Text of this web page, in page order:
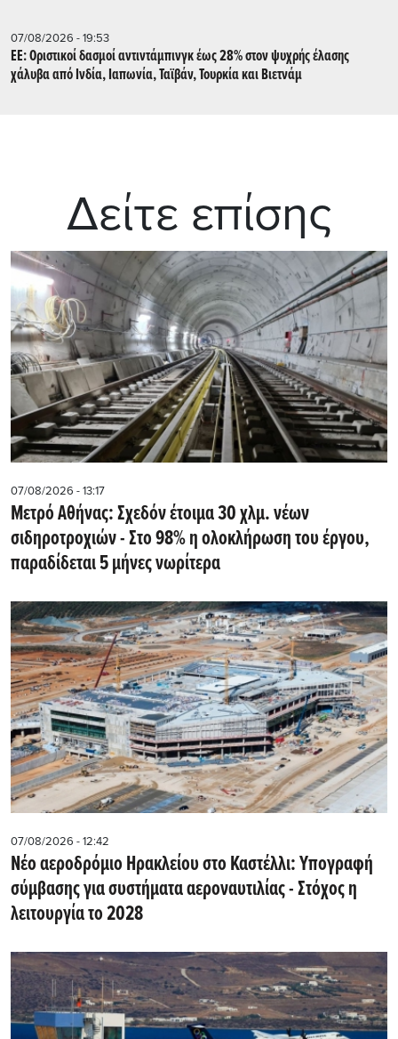
07/08/2026 - 19:53
ΕΕ: Οριστικοί δασμοί αντιντάμπινγκ έως 28% στον ψυχρής έλασης
χάλυβα από Ινδία, Ιαπωνία, Ταϊβάν, Τουρκία και Βιετνάμ
Δείτε επίσης
07/08/2026 - 13:17
Μετρό Αθήνας: Σχεδόν έτοιμα 30 χλμ. νέων
σιδηροτροχιών - Στο 98% η ολοκλήρωση του έργου,
παραδίδεται 5 μήνες νωρίτερα
07/08/2026 - 12:42
Νέο αεροδρόμιο Ηρακλείου στο Καστέλλι: Υπογραφή
σύμβασης για συστήματα αεροναυτιλίας - Στόχος η
λειτουργία το 2028